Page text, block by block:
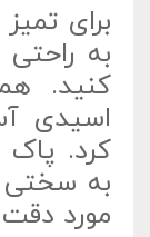
برای
به
کنید.
اسیدی
کرد.
به سختی
مورد دقت